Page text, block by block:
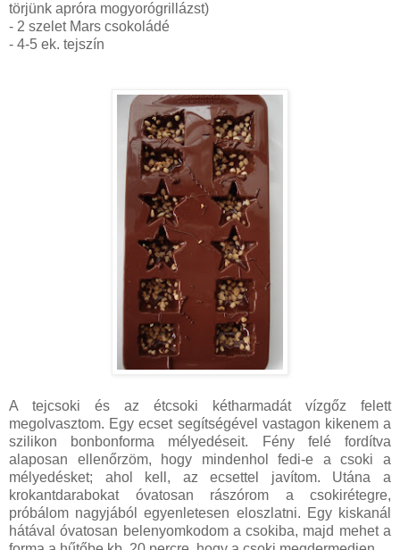
törjünk apróra mogyorógrillázst)
- 2 szelet Mars csokoládé
- 4-5 ek. tejszín
A tejcsoki és az étcsoki kétharmadát vízgőz felett
megolvasztom. Egy ecset segítségével vastagon kikenem a
szilikon bonbonforma mélyedéseit. Fény felé fordítva
alaposan ellenőrzöm, hogy mindenhol fedi-e a csoki a
mélyedésket; ahol kell, az ecsettel javítom. Utána a
krokantdarabokat óvatosan rászórom a csokirétegre,
próbálom nagyjából egyenletesen eloszlatni. Egy kiskanál
hátával óvatosan belenyomkodom a csokiba, majd mehet a